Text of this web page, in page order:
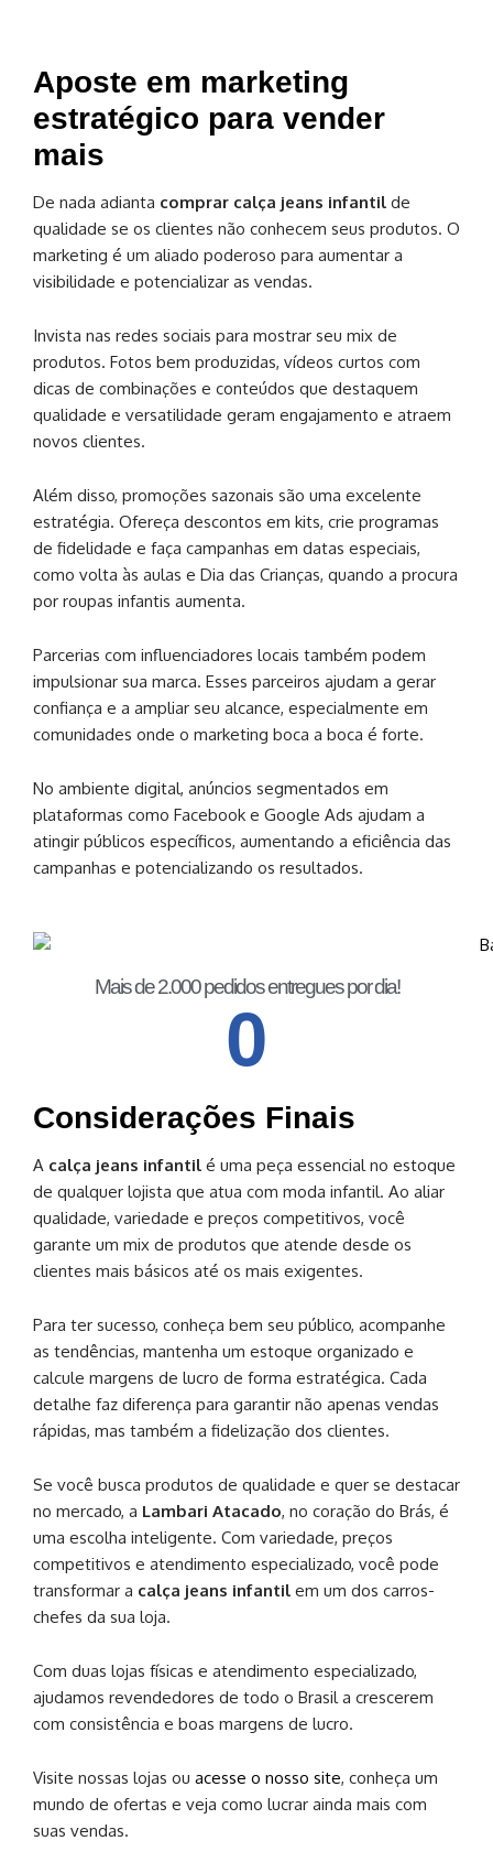
Aposte em marketing
estratégico para vender
mais
De nada adianta comprar calça jeans infantil de
qualidade se os clientes não conhecem seus produtos. O
marketing é um aliado poderoso para aumentar a
visibilidade e potencializar as vendas.
Invista nas redes sociais para mostrar seu mix de
produtos. Fotos bem produzidas, vídeos curtos com
dicas de combinações e conteúdos que destaquem
qualidade e versatilidade geram engajamento e atraem
novos clientes.
Além disso, promoções sazonais são uma excelente
estratégia. Ofereça descontos em kits, crie programas
de fidelidade e faça campanhas em datas especiais,
como volta às aulas e Dia das Crianças, quando a procura
por roupas infantis aumenta.
Parcerias com influenciadores locais também podem
impulsionar sua marca. Esses parceiros ajudam a gerar
confiança e a ampliar seu alcance, especialmente em
comunidades onde o marketing boca a boca é forte.
No ambiente digital, anúncios segmentados em
plataformas como Facebook e Google Ads ajudam a
atingir públicos específicos, aumentando a eficiência das
campanhas e potencializando os resultados.
Mais de 2.000 pedidos entregues por dia!
0
Considerações Finais
A calça jeans infantil é uma peça essencial no estoque
de qualquer lojista que atua com moda infantil. Ao aliar
qualidade, variedade e preços competitivos, você
garante um mix de produtos que atende desde os
clientes mais básicos até os mais exigentes.
Para ter sucesso, conheça bem seu público, acompanhe
as tendências, mantenha um estoque organizado e
calcule margens de lucro de forma estratégica. Cada
detalhe faz diferença para garantir não apenas vendas
rápidas, mas também a fidelização dos clientes.
Se você busca produtos de qualidade e quer se destacar
no mercado, a Lambari Atacado, no coração do Brás, é
uma escolha inteligente. Com variedade, preços
competitivos e atendimento especializado, você pode
transformar a calça jeans infantil em um dos carros-
chefes da sua loja.
Com duas lojas físicas e atendimento especializado,
ajudamos revendedores de todo o Brasil a crescerem
com consistência e boas margens de lucro.
Visite nossas lojas ou acesse o nosso site, conheça um
mundo de ofertas e veja como lucrar ainda mais com
suas vendas.